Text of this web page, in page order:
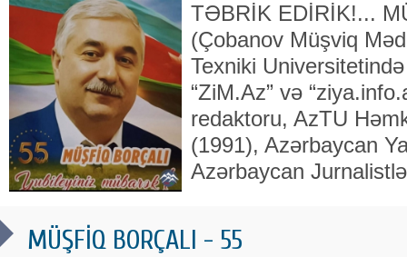
TƏBRİK EDİRİK!...
(Çobanov Müşviq
Texniki
“ZiM.Az” və
redaktoru, AzTU
(1991), Azər­baycan
Azərbaycan
MÜŞFİQ BORÇALI - 55